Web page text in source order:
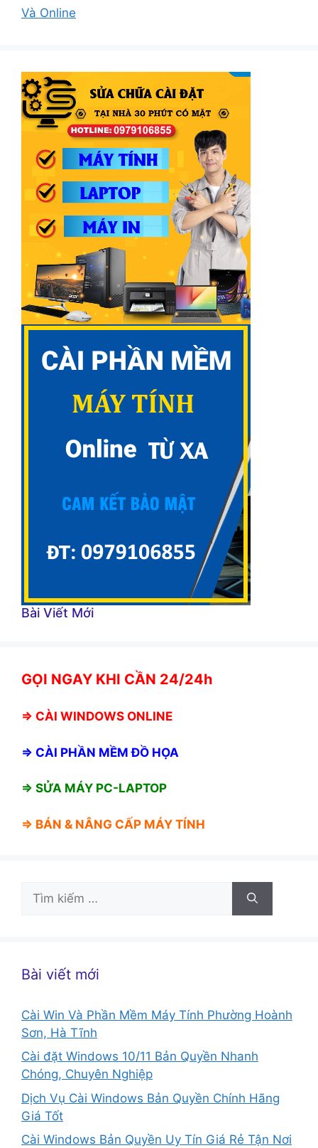
Và Online
Bài Viết Mới
GỌI NGAY KHI CẦN 24/24h
⇒ CÀI WINDOWS ONLINE
⇒ CÀI PHẦN MỀM ĐỒ HỌA
⇒ SỬA MÁY PC-LAPTOP
⇒ BÁN & NÂNG CẤP MÁY TÍNH
Tìm
kiếm
Bài viết mới
Cài Win Và Phần Mềm Máy Tính Phường Hoành
Sơn, Hà Tĩnh
Cài đặt Windows 10/11 Bản Quyền Nhanh
Chóng, Chuyên Nghiệp
Dịch Vụ Cài Windows Bản Quyền Chính Hãng
Giá Tốt
Cài Windows Bản Quyền Uy Tín Giá Rẻ Tận Nơi